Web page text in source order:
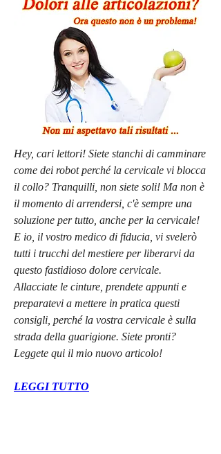
Hey, cari lettori! Siete stanchi di camminare
come dei robot perché la cervicale vi blocca
il collo? Tranquilli, non siete soli! Ma non è
il momento di arrendersi, c'è sempre una
soluzione per tutto, anche per la cervicale!
E io, il vostro medico di fiducia, vi svelerò
tutti i trucchi del mestiere per liberarvi da
questo fastidioso dolore cervicale.
Allacciate le cinture, prendete appunti e
preparatevi a mettere in pratica questi
consigli, perché la vostra cervicale è sulla
strada della guarigione. Siete pronti?
Leggete qui il mio nuovo articolo!
LEGGI TUTTO